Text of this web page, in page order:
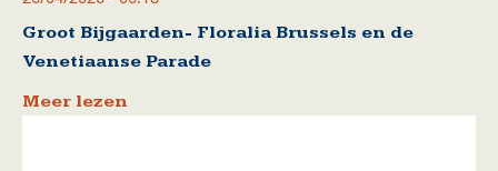
Groot Bijgaarden- Floralia Brussels en de
Venetiaanse Parade
Meer lezen